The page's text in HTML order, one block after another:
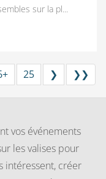
sur la pl...
25 ❯ ❯❯
vos événements
les valises pour
intéressent, créer